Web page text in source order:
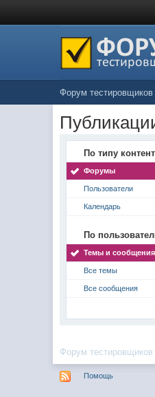
Форум тестировщиков
По типу
Форумы
Пользователи
Календарь
По
Темы и сообщения
Все темы
Все сообщения
Форум тестировщиков
Помощь